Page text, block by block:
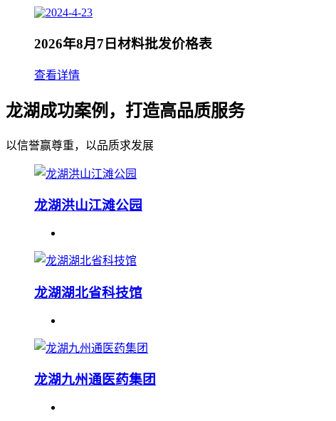
2026年8月7日材料批发价格表
查看详情
龙湖成功案例，打造高品质服务
以信誉赢尊重，以品质求发展
龙湖洪山江滩公园
龙湖湖北省科技馆
龙湖九州通医药集团